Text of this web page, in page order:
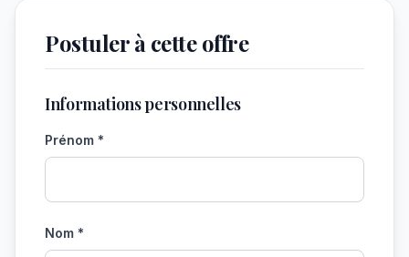
Postuler à cette offre
Informations personnelles
Prénom *
Nom *